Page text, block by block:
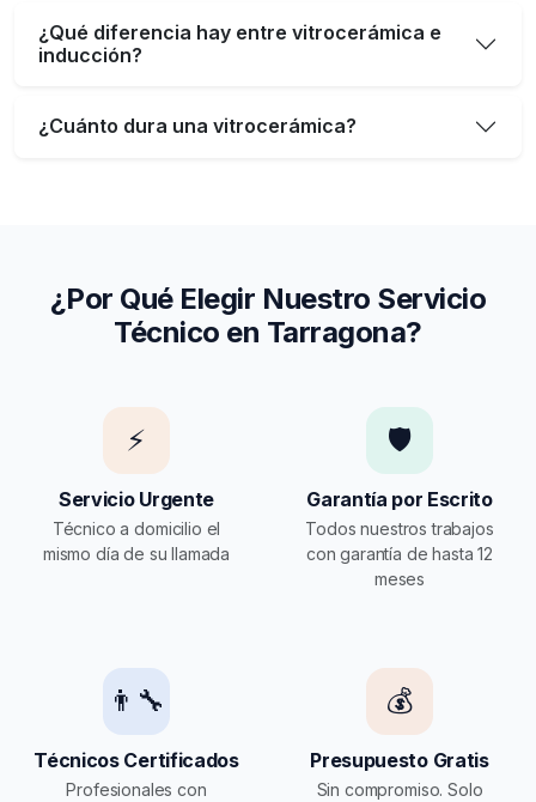
¿Qué diferencia hay entre vitrocerámica e
inducción?
¿Cuánto dura una vitrocerámica?
¿Por Qué Elegir Nuestro Servicio
Técnico en Tarragona?
⚡
Servicio Urgente
Técnico a domicilio el
mismo día de su llamada
🛡️
Garantía por Escrito
Todos nuestros trabajos
con garantía de hasta 12
meses
👨‍🔧
Técnicos Certificados
Profesionales con
💰
Presupuesto Gratis
Sin compromiso. Solo